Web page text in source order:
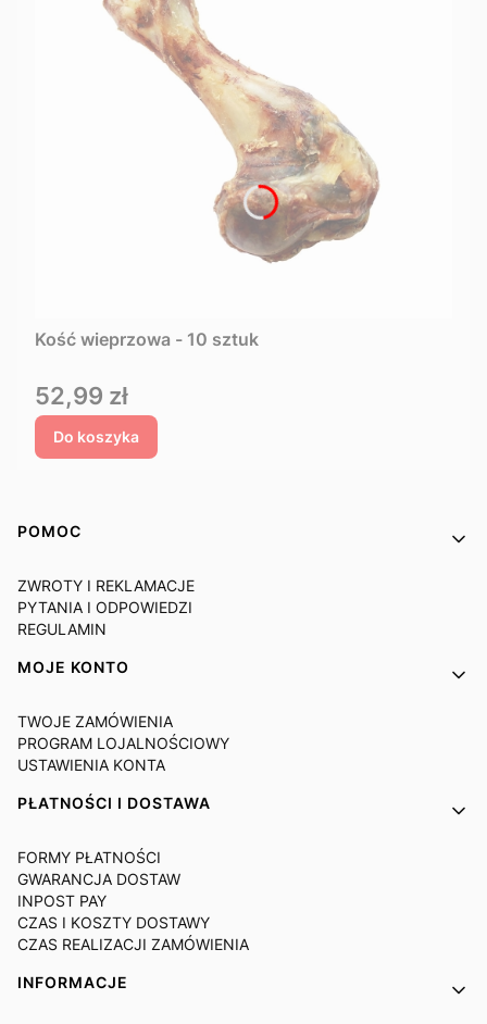
Kość wieprzowa - 10 sztuk
Cena
52,99 zł
Do koszyka
Linki w stopce
POMOC
ZWROTY I REKLAMACJE
PYTANIA I ODPOWIEDZI
REGULAMIN
MOJE KONTO
TWOJE ZAMÓWIENIA
PROGRAM LOJALNOŚCIOWY
USTAWIENIA KONTA
PŁATNOŚCI I DOSTAWA
FORMY PŁATNOŚCI
GWARANCJA DOSTAW
INPOST PAY
CZAS I KOSZTY DOSTAWY
CZAS REALIZACJI ZAMÓWIENIA
INFORMACJE